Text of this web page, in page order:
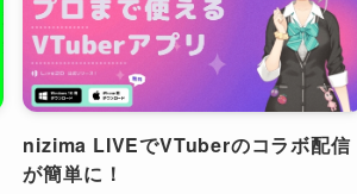
nizima LIVEでVTuberのコラボ配信
が簡単に！